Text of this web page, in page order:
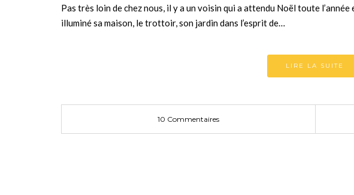
Pas très loin de chez nous, il y a un voisin qui a attendu Noël toute
illuminé sa maison, le trottoir, son jardin dans l’esprit de…
LIRE LA SUITE
10 Commentaires